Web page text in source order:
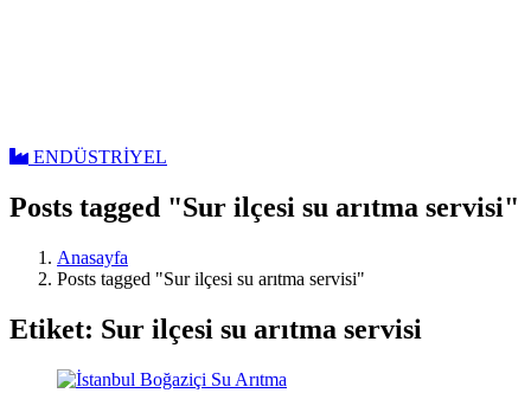
ENDÜSTRİYEL
Posts tagged "Sur ilçesi su arıtma servisi"
Anasayfa
Posts tagged "Sur ilçesi su arıtma servisi"
Etiket: Sur ilçesi su arıtma servisi